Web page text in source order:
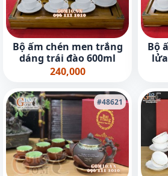
Bộ ấm chén men trắng
dáng trái đào 600ml
240,000
Bộ
#48621